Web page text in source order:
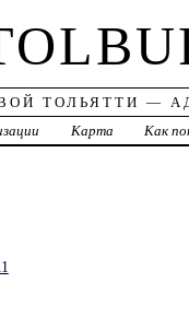
ТОЛЬЯТТИ —
Карта Как